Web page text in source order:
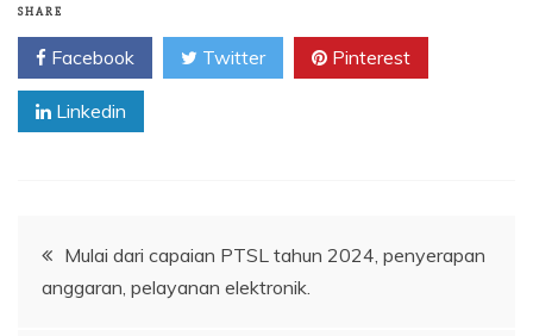
SHARE
Facebook Twitter Pinterest
Linkedin
Navigasi
pos
Mulai dari capaian PTSL tahun 2024, penyerapan
anggaran, pelayanan elektronik.